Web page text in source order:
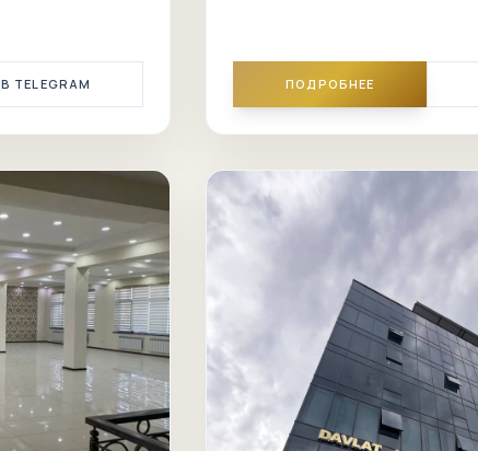
В TELEGRAM ПОДРОБНЕЕ